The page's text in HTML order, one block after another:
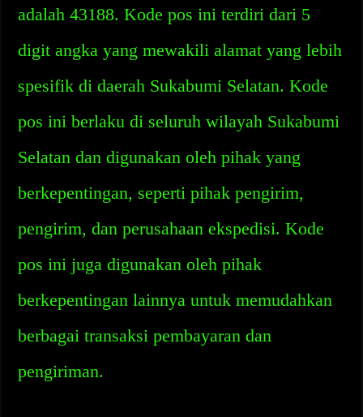
adalah 43188. Kode pos ini terdiri dari 5
digit angka yang mewakili alamat yang lebih
spesifik di daerah Sukabumi Selatan. Kode
pos ini berlaku di seluruh wilayah Sukabumi
Selatan dan digunakan oleh pihak yang
berkepentingan, seperti pihak pengirim,
pengirim, dan perusahaan ekspedisi. Kode
pos ini juga digunakan oleh pihak
berkepentingan lainnya untuk memudahkan
berbagai transaksi pembayaran dan
pengiriman.